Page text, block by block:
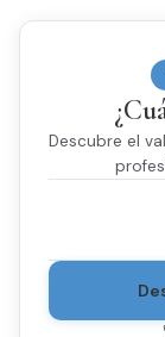
Descubre el